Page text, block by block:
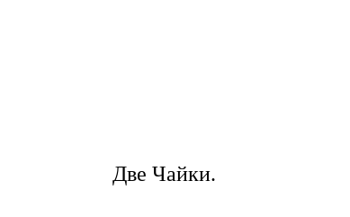
Две Чайки.